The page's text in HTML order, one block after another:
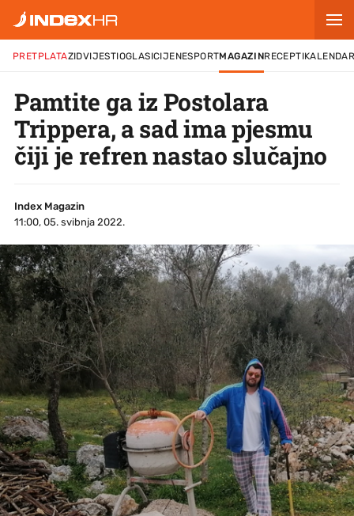
PRETPLATAZIDVIJESTIOGLASICIJENESPORTMAGAZINRECEPTI
Pamtite ga iz Postolara
Trippera, a sad ima pjesmu
čiji je refren nastao slučajno
Index Magazin
11:00, 05. svibnja 2022.